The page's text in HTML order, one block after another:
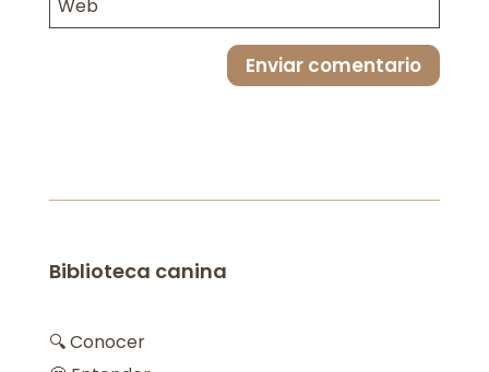
Enviar comentario
Biblioteca canina
🔍 Conocer